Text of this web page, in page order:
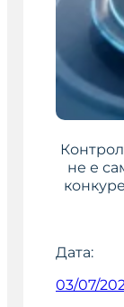
не е
Дата:
03/07/